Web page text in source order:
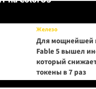
браузерной
World
Железо
Для мощнейшей
Fable 5 вышел
который
токены в 7 раз